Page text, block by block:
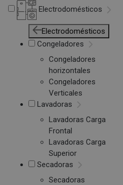
Electrodomésticos
Electrodomésticos
Congeladores
Congeladores
horizontales
Congeladores
Verticales
Lavadoras
Lavadoras Carga
Frontal
Lavadoras Carga
Superior
Secadoras
Secadoras